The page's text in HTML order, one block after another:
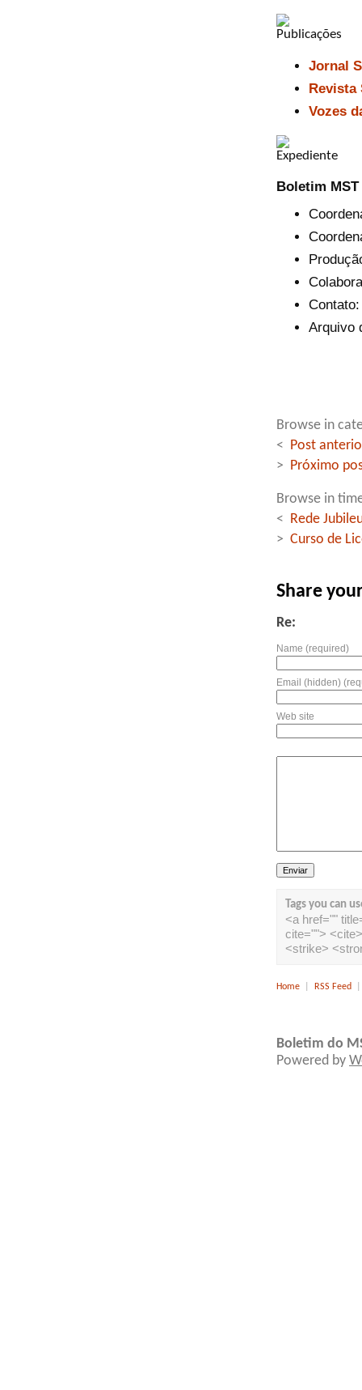
Jornal
Revista
Vozes
Boletim
Arquivo
Browse in
<
Post
>
Próximo
Browse in
<
Rede
> Curso de
Share
Re:
Name (required)
Email (hidden)
Web site
Tags you can
<a href=""
cite="">
<strike>
Home RSS Feed
Boletim do
Powered by